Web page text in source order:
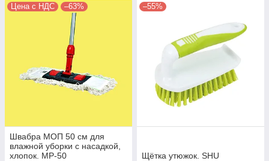
Цена с НДС –63%
Швабра МОП 50 см для
влажной уборки с насадкой,
хлопок. MP-50
–55%
Щётка утюжок. SHU